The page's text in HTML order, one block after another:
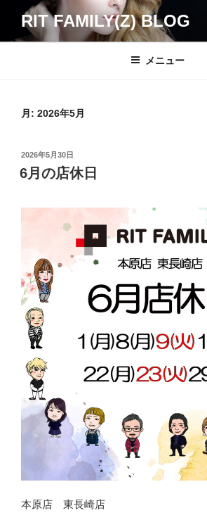
テ
RIT FAMILY(Z) BLOG
メニュー
月: 2026年5月
投
稿
日:
2026年5月30日
6月の店休日
本原店 東長崎店